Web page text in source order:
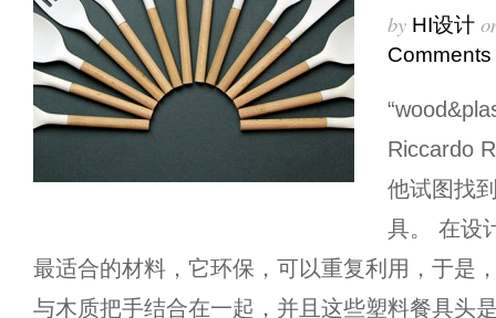
by HI设计
Comments
Riccardo
他试图找
具。 在设
最适合的材料，它环保，可以重复利用，于是
与木质把手结合在一起，并且这些塑料餐具头